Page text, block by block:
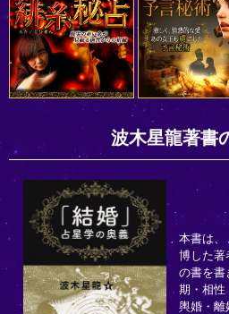
波木星龍著書
本書は、
博した著
の書を書
期・相性
輿婚・離